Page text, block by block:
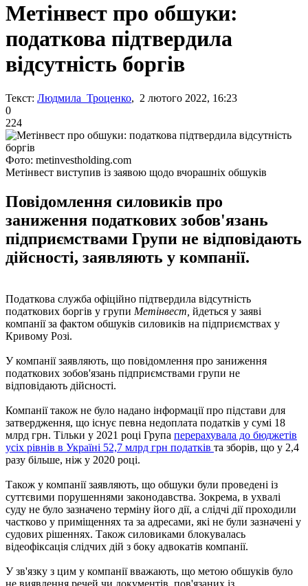
Метінвест про обшуки:
податкова підтвердила
відсутність боргів
Текст: Людмила Троценко, 2 лютого 2022, 16:23
0
224
Фото: metinvestholding.com
Метінвест виступив із заявою щодо вчорашніх обшуків
Повідомлення силовиків про
заниження податкових зобов'язань
підприємствами Групи не відповідають
дійсності, заявляють у компанії.
Податкова служба офіційно підтвердила відсутність
податкових боргів у групи Метінвест, йдеться у заяві
компанії за фактом обшуків силовиків на підприємствах у
Кривому Розі.
У компанії заявляють, що повідомлення про заниження
податкових зобов'язань підприємствами групи не
відповідають дійсності.
Компанії також не було надано інформації про підстави для
затвердження, що існує певна недоплата податків у сумі 18
млрд грн. Тільки у 2021 році Група перерахувала до бюджетів
усіх рівнів в Україні 52,7 млрд грн податків та зборів, що у 2,4
разу більше, ніж у 2020 році.
Також у компанії заявляють, що обшуки були проведені із
суттєвими порушеннями законодавства. Зокрема, в ухвалі
суду не було зазначено терміну його дії, а слідчі дії проходили
частково у приміщеннях та за адресами, які не були зазначені у
судових рішеннях. Також силовиками блокувалась
відеофіксація слідчих дій з боку адвокатів компанії.
У зв'язку з цим у компанії вважають, що метою обшуків було
не виявлення речей чи документів, пов'язаних із